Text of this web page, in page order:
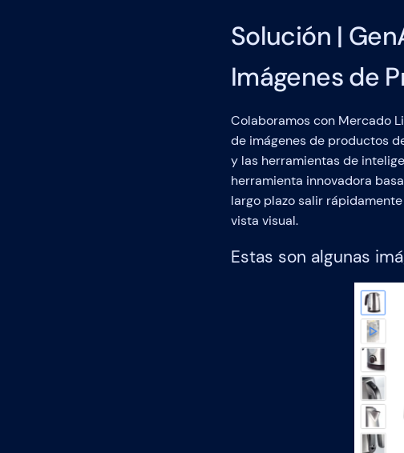
Solución |
Imágenes de
Colaboramos con Mercado
de imágenes de productos
y las herramientas de
herramienta innovadora
largo plazo salir
vista visual.
Estas son algunas